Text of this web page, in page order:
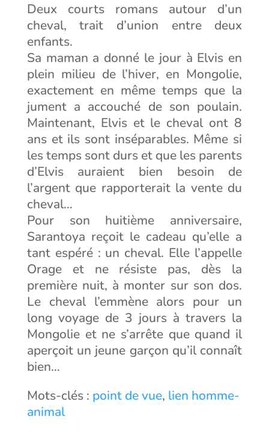
Deux courts romans autour d’un
cheval, trait d’union entre deux
enfants.
Sa maman a donné le jour à Elvis en
plein milieu de l’hiver, en Mongolie,
exactement en même temps que la
jument a accouché de son poulain.
Maintenant, Elvis et le cheval ont 8
ans et ils sont inséparables. Même si
les temps sont durs et que les parents
d’Elvis auraient bien besoin de
l’argent que rapporterait la vente du
cheval…
Pour son huitième anniversaire,
Sarantoya reçoit le cadeau qu’elle a
tant espéré : un cheval. Elle l’appelle
Orage et ne résiste pas, dès la
première nuit, à monter sur son dos.
Le cheval l’emmène alors pour un
long voyage de 3 jours à travers la
Mongolie et ne s’arrête que quand il
aperçoit un jeune garçon qu’il connaît
bien…
Mots-clés : point de vue, lien homme-
animal